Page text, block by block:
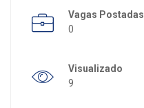
Vagas Postadas
0
Visualizado
9